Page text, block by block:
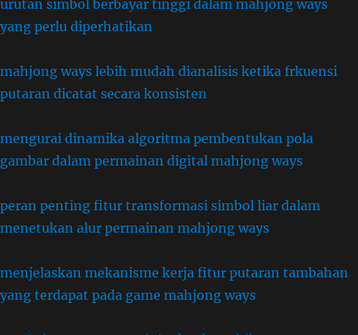
urutan simbol berbayar tinggi dalam mahjong ways
yang perlu diperhatikan
mahjong ways lebih mudah dianalisis ketika frkuensi
putaran dicatat secara konsisten
mengurai dinamika algoritma pembentukan pola
gambar dalam permainan digital mahjong ways
peran penting fitur transformasi simbol liar dalam
menetukan alur permainan mahjong ways
menjelaskan mekanisme kerja fitur putaran tambahan
yang terdapat pada game mahjong ways